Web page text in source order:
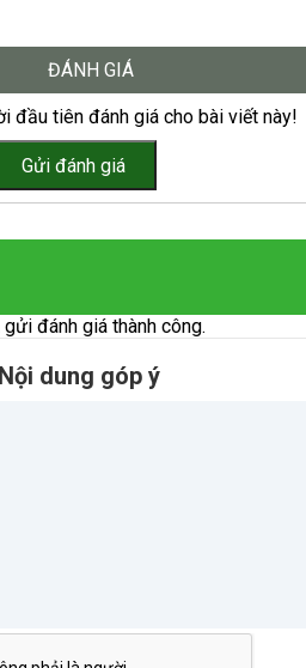
ĐÁNH GIÁ
đầu tiên đánh giá cho bài viết này!
gửi đánh giá thành công.
Nội dung góp ý